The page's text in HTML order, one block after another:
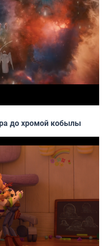
до хромой кобылы